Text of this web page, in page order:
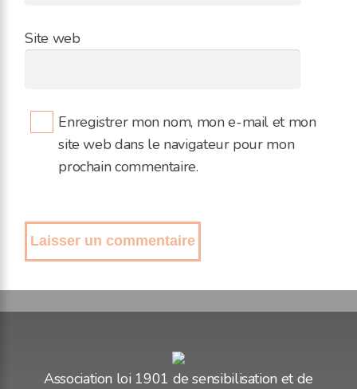
Site web
Enregistrer mon nom, mon e-mail et mon
site web dans le navigateur pour mon
prochain commentaire.
Association loi 1901 de sensibilisation et de